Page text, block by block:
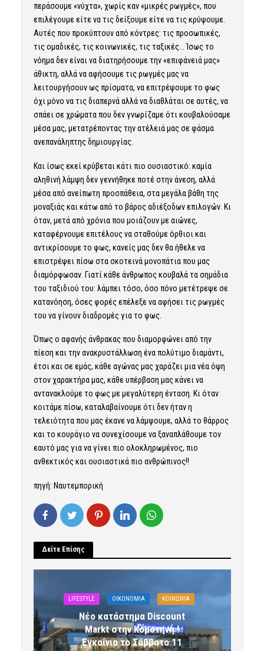
περάσουμε «νύχτα», χωρίς καν «μικρές ρωγμές», που
επιλέγουμε είτε να τις δείξουμε είτε να τις κρύψουμε.
Αυτές που προκύπτουν από κόντρες: τις προσωπικές,
τις ομαδικές, τις κοινωνικές, τις ταξικές… Ίσως το
νόημα δεν είναι να διατηρήσουμε την «επιφάνειά μας»
άθικτη, αλλά να αφήσουμε τις ρωγμές μας να
λειτουργήσουν ως πρίσματα, να επιτρέψουμε το φως
όχι μόνο να τις διαπερνά αλλά να διαθλάται σε αυτές, να
σπάει σε χρώματα που δεν γνωρίζαμε ότι κουβαλούσαμε
μέσα μας, μετατρέποντας την ατέλειά μας σε φάσμα
ανεπανάληπτης δημιουργίας.
Και ίσως εκεί κρύβεται κάτι πιο ουσιαστικό: καμία
αληθινή λάμψη δεν γεννήθηκε ποτέ στην άνεση, αλλά
μέσα από ανείπωτη προσπάθεια, στα μεγάλα βάθη της
μοναξιάς και κάτω από το βάρος αδιέξοδων επιλογών. Κι
όταν, μετά από χρόνια που μοιάζουν με αιώνες,
καταφέρνουμε επιτέλους να σταθούμε όρθιοι και
αντικρίσουμε το φως, κανείς μας δεν θα ήθελε να
επιστρέψει πίσω στα σκοτεινά μονοπάτια που μας
διαμόρφωσαν. Γιατί κάθε άνθρωπος κουβαλά τα σημάδια
του ταξιδιού του: λάμπει τόσο, όσο πόνο μετέτρεψε σε
κατανόηση, όσες φορές επέλεξε να αφήσει τις ρωγμές
του να γίνουν διαδρομές για το φως.
Όπως ο αφανής άνθρακας που διαμορφώνει από την
πίεση και την ανακρυστάλλωση ένα πολύτιμο διαμάντι,
έτσι και σε εμάς, κάθε αγώνας μας χαράζει μια νέα όψη
στον χαρακτήρα μας, κάθε υπέρβαση μας κάνει να
αντανακλούμε το φως με μεγαλύτερη ένταση. Κι όταν
κοιτάμε πίσω, καταλαβαίνουμε ότι δεν ήταν η
τελειότητα που μας έκανε να λάμψουμε, αλλά το θάρρος
και το κουράγιο να συνεχίσουμε να ξαναπλάθουμε τον
εαυτό μας για να γίνει πιο ολοκληρωμένος, πιο
ανθεκτικός και ουσιαστικά πιο ανθρώπινος!!
πηγή: Ναυτεμπορική
Δείτε Επίσης
LIFESTYLE OIKONOMIA ΚΟΙΝΩΝΙΑ
Νέο κατάστημα Discount
Markt στην Κομοτηνή !
Εγκαίνια το Σάββατο 11